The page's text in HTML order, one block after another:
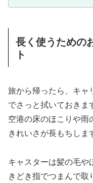
長く使うための
ト
旅から帰ったら、キャ
でさっと拭いておきま
空港の床のほこりや
きれいさが長もちしま
キャスターは髪の毛や
きどき指でつまんで取